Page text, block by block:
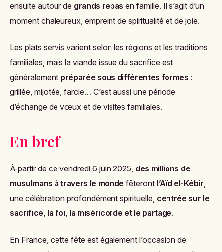
ensuite autour de grands repas en famille. Il s’agit d’un
moment chaleureux, empreint de spiritualité et de joie.
Les plats servis varient selon les régions et les traditions
familiales, mais la viande issue du sacrifice est
généralement préparée sous différentes formes :
grillée, mijotée, farcie… C’est aussi une période
d’échange de vœux et de visites familiales.
En bref
À partir de ce vendredi 6 juin 2025, des millions de
musulmans à travers le monde fêteront l’Aïd el-Kébir
une célébration profondément spirituelle, centrée sur le
sacrifice, la foi, la miséricorde et le partage.
En France, cette fête est également l’occasion de